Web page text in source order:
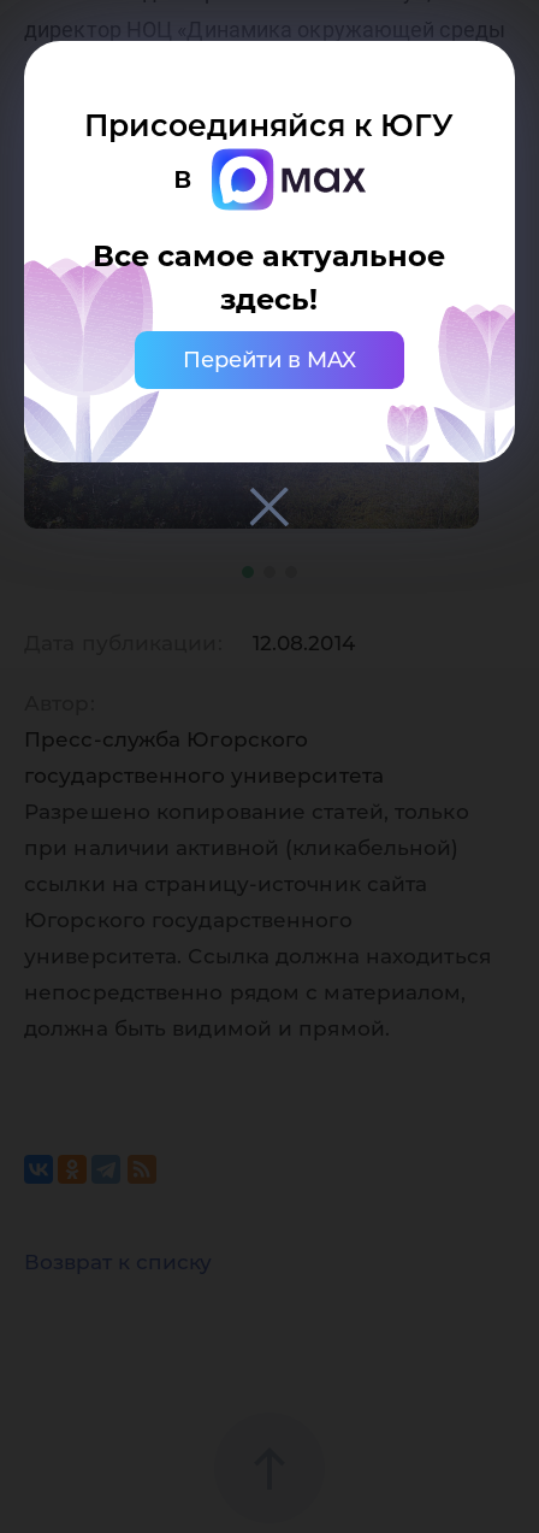
Присоединяйся к ЮГУ
в
Все самое актуальное
здесь!
Перейти в MAX
директор НОЦ «Динамика окружающей среды
и глобальные изменений климата».
12.08.2014
Пресс-служба Югорского
государственного университета
Разрешено копирование статей, только
при наличии активной (кликабельной)
ссылки на страницу-источник сайта
Югорского государственного
университета. Ссылка должна находиться
непосредственно рядом с материалом,
должна быть видимой и прямой.
Возврат к списку